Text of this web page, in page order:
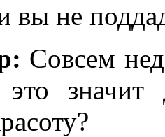
вы не
Совсем
это